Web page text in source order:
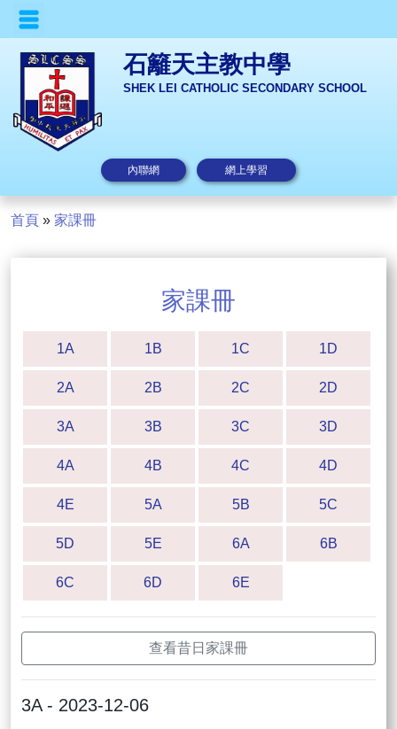
石籬天主教中學
SHEK LEI CATHOLIC SECONDARY SCHOOL
內聯網 網上學習
首頁 » 家課冊
家課冊
1A 1B 1C 1D
2A 2B 2C 2D
3A 3B 3C 3D
4A 4B 4C 4D
4E 5A 5B 5C
5D 5E 6A 6B
6C 6D 6E
查看昔日家課冊
3A - 2023-12-06